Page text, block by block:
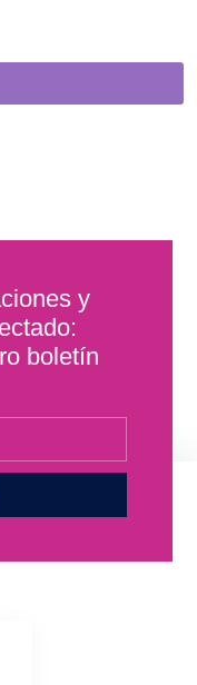
y
boletín